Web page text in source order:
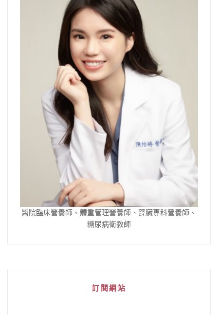
醫院臨床營養師、體重管理營養師、腎臟專科營養師、
糖尿病衛教師
訂閱網站